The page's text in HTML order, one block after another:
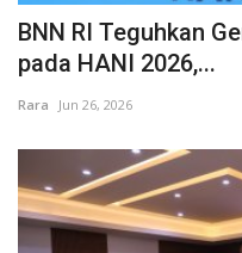
BNN RI Teguhkan
pada HANI 2026,...
Rara Jun 26, 2026